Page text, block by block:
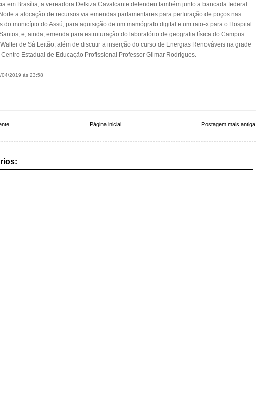
em Brasília, a vereadora Delkiza Cavalcante defendeu também junto a bancada federal
a alocação de recursos via emendas parlamentares para perfuração de poços nas
do município do Assú, para aquisição de um mamógrafo digital e um raio-x para o Hospital
e, ainda, emenda para estruturação do laboratório de geografia física do Campus
de Sá Leitão, além de discutir a inserção do curso de Energias Renováveis na grade
Estadual de Educação Profissional Professor Gilmar Rodrigues.
04/2019 às 23:58
Postagem mais antiga
Página inicial